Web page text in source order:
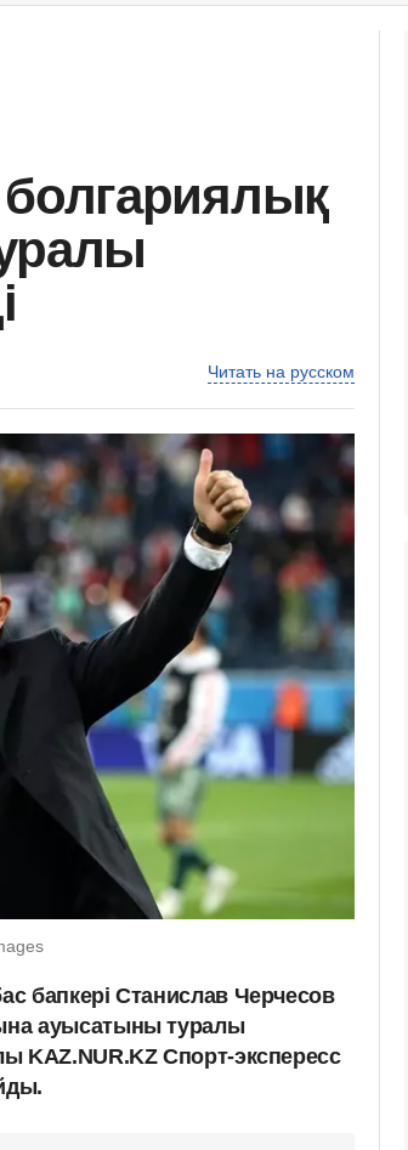
Читать на русском
бапкері Станислав Черчесов
ауысатыны туралы
KAZ.NUR.KZ Спорт-экспересс